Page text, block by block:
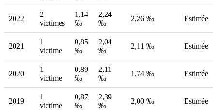
2022
2
victimes
1,14
‰
2,24
‰
2,26 ‰ Estimée
2021
1
victime
0,85
‰
2,04
‰
2,11 ‰ Estimée
2020
1
victime
0,89
‰
2,11
‰
1,74 ‰ Estimée
2019
1
victime
0,87
‰
2,39
‰
2,00 ‰ Estimée